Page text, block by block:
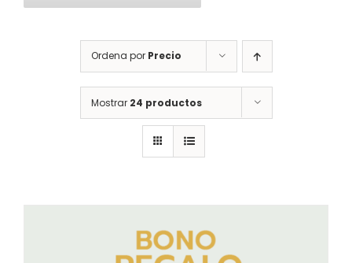
Ordena por Precio
Mostrar 24 productos